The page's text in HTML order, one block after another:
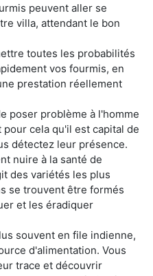
peuvent aller se
villa, attendant le bon
toutes les probabilités
vos fourmis, en
prestation réellement
poser problème à l'homme
cela qu'il est capital de
détectez leur présence.
nuire à la santé de
des variétés les plus
se trouvent être formés
et les éradiquer
souvent en file indienne,
d'alimentation. Vous
trace et découvrir